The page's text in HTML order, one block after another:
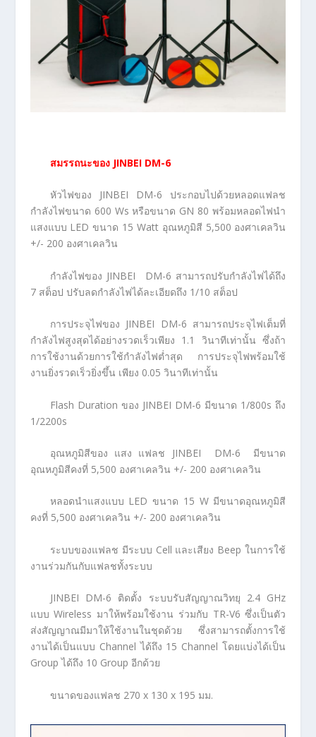
สมรรถนะของ JINBEI DM-6
หัวไฟของ JINBEI DM-6 ประกอบไปด้วยหลอดแฟลช
กำลังไฟขนาด 600 Ws หรือขนาด GN 80 พร้อมหลอดไฟนำ
แสงแบบ LED ขนาด 15 Watt อุณหภูมิสี 5,500 องศาเคลวิน
+/- 200 องศาเคลวิน
กำลังไฟของ JINBEI DM-6 สามารถปรับกำลังไฟได้ถึง
7 สต็อป ปรับลดกำลังไฟได้ละเอียดถึง 1/10 สต็อป
การประจุไฟของ JINBEI DM-6 สามารถประจุไฟเต็มที่
กำลังไฟสูงสุดได้อย่างรวดเร็วเพียง 1.1 วินาทีเท่านั้น ซึ่งถ้า
การใช้งานด้วยการใช้กำลังไฟต่ำสุด การประจุไฟพร้อมใช้
งานยิ่งรวดเร็วยิ่งขึ้น เพียง 0.05 วินาทีเท่านั้น
Flash Duration ของ JINBEI DM-6 มีขนาด 1/800s ถึง
1/2200s
อุณหภูมิสีของ แสง แฟลช JINBEI DM-6 มีขนาด
อุณหภูมิสีคงที่ 5,500 องศาเคลวิน +/- 200 องศาเคลวิน
หลอดนำแสงแบบ LED ขนาด 15 W มีขนาดอุณหภูมิสี
คงที่ 5,500 องศาเคลวิน +/- 200 องศาเคลวิน
ระบบของแฟลช มีระบบ Cell และเสียง Beep ในการใช้
งานร่วมกันกับแฟลชทั้งระบบ
JINBEI DM-6 ติดตั้ง ระบบรับสัญญาณวิทยุ 2.4 GHz
แบบ Wireless มาให้พร้อมใช้งาน ร่วมกับ TR-V6 ซึ่งเป็นตัว
ส่งสัญญาณมีมาให้ใช้งานในชุดด้วย ซึ่งสามารถตั้งการใช้
งานได้เป็นแบบ Channel ได้ถึง 15 Channel โดยแบ่งได้เป็น
Group ได้ถึง 10 Group อีกด้วย
ขนาดของแฟลช 270 x 130 x 195 มม.